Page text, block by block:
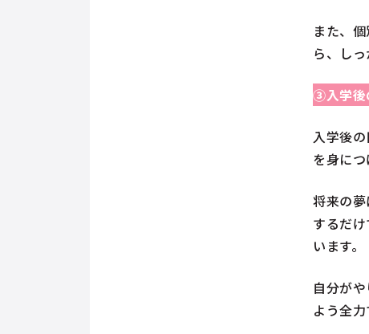
また、
ら、し
③入学後
入学後
を身に
将来の
するだ
います。
自分が
よう全力